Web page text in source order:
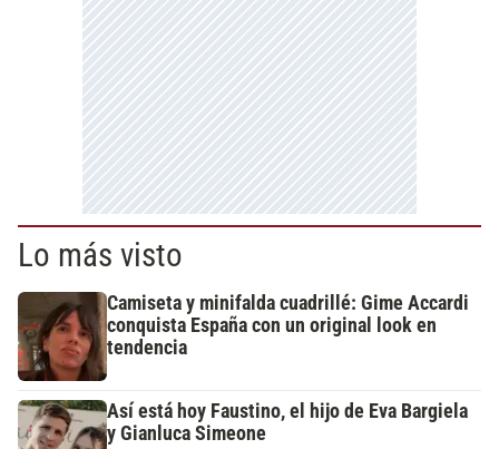
Lo más visto
Camiseta y minifalda cuadrillé: Gime Accardi
conquista España con un original look en
tendencia
Así está hoy Faustino, el hijo de Eva Bargiela
y Gianluca Simeone